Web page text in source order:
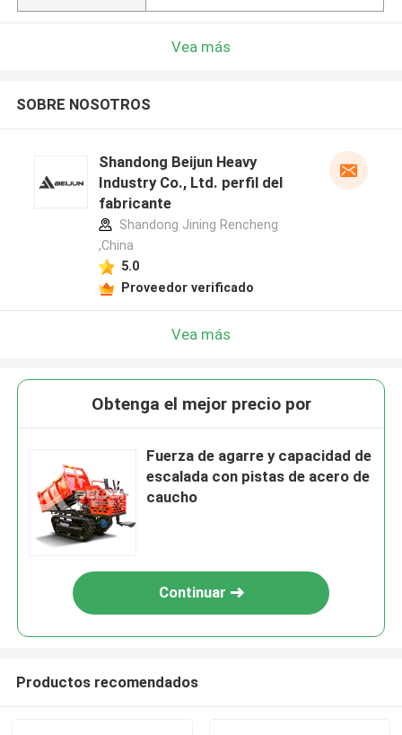
Vea más
SOBRE NOSOTROS
Shandong Beijun Heavy
Industry Co., Ltd. perfil del
fabricante
Shandong Jining Rencheng
,China
5.0
Proveedor verificado
Vea más
Obtenga el mejor precio por
Fuerza de agarre y capacidad de
escalada con pistas de acero de
caucho
Continuar
Productos recomendados